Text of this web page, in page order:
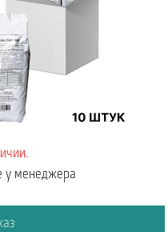
у менеджера